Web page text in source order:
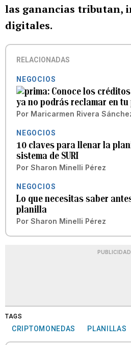
las ganancias tributan,
digitales.
RELACIONADAS
NEGOCIOS
Conoce los
ya no podrás reclamar en
Por Maricarmen Rivera
NEGOCIOS
10 claves para llenar la
sistema de SURI
Por Sharon Minelli Pérez
NEGOCIOS
Lo que necesitas saber
planilla
Por Sharon Minelli Pérez
PUBLICIDAD
TAGS
CRIPTOMONEDAS PLANILLAS